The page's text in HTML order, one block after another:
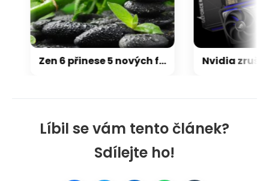
Líbil se vám tento článek?
Sdílejte ho!
Zen 6 přinese 5 nových funkcí pro vyšší stabilitu výkonu, nejen herního